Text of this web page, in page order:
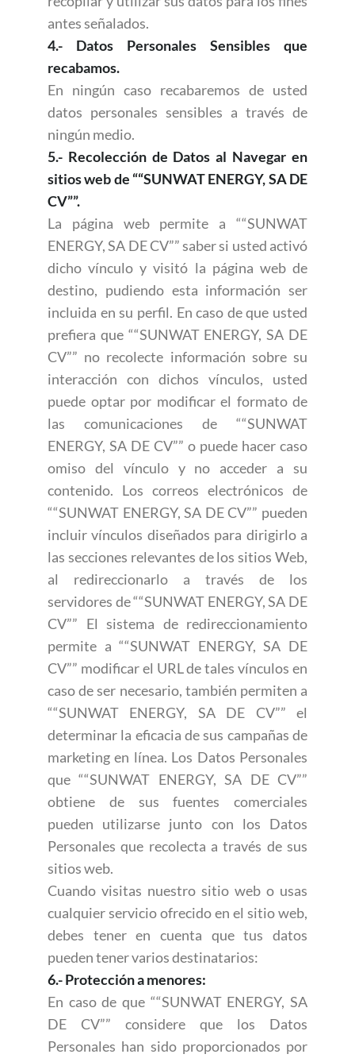
antes señalados.
4.- Datos Personales Sensibles que
recabamos.
En ningún caso recabaremos de usted
datos personales sensibles a través de
ningún medio.
5.- Recolección de Datos al Navegar en
sitios web de ““SUNWAT ENERGY, SA DE
CV””.
La página web permite a ““SUNWAT
ENERGY, SA DE CV”” saber si usted activó
dicho vínculo y visitó la página web de
destino, pudiendo esta información ser
incluida en su perfil. En caso de que usted
prefiera que ““SUNWAT ENERGY, SA DE
CV”” no recolecte información sobre su
interacción con dichos vínculos, usted
puede optar por modificar el formato de
las comunicaciones de ““SUNWAT
ENERGY, SA DE CV”” o puede hacer caso
omiso del vínculo y no acceder a su
contenido. Los correos electrónicos de
““SUNWAT ENERGY, SA DE CV”” pueden
incluir vínculos diseñados para dirigirlo a
las secciones relevantes de los sitios Web,
al redireccionarlo a través de los
servidores de ““SUNWAT ENERGY, SA DE
CV”” El sistema de redireccionamiento
permite a ““SUNWAT ENERGY, SA DE
CV”” modificar el URL de tales vínculos en
caso de ser necesario, también permiten a
““SUNWAT ENERGY, SA DE CV”” el
determinar la eficacia de sus campañas de
marketing en línea. Los Datos Personales
que ““SUNWAT ENERGY, SA DE CV””
obtiene de sus fuentes comerciales
pueden utilizarse junto con los Datos
Personales que recolecta a través de sus
sitios web.
Cuando visitas nuestro sitio web o usas
cualquier servicio ofrecido en el sitio web,
debes tener en cuenta que tus datos
pueden tener varios destinatarios:
6.- Protección a menores:
En caso de que ““SUNWAT ENERGY, SA
DE CV”” considere que los Datos
Personales han sido proporcionados por